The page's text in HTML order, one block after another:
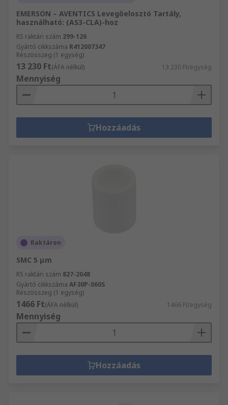
EMERSON – AVENTICS Levegőelosztó Tartály,
használható: (AS3-CLA)-hoz
RS raktári szám 299-126
Gyártó cikkszáma R412007347
Részösszeg (1 egység)
13 230 Ft(ÁFA nélkül) 13 230 Ft/egység
Mennyiség
Hozzáadás
Raktáron
SMC 5 μm
RS raktári szám 827-2048
Gyártó cikkszáma AF30P-060S
Részösszeg (1 egység)
1466 Ft(ÁFA nélkül) 1466 Ft/egység
Mennyiség
Hozzáadás